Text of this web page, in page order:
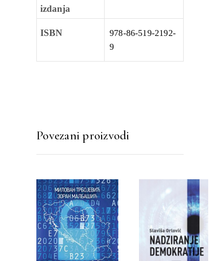
izdanja
ISBN
978-86-519-2192-
9
Povezani proizvodi